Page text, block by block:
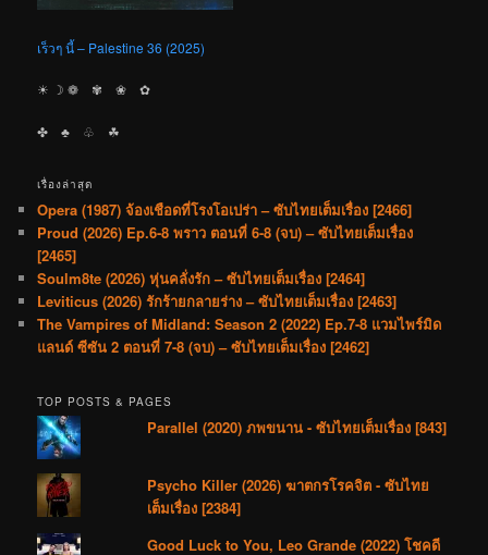
เร็วๆ นี้ – Palestine 36 (2025)
☀︎ ☽ ❁ ✾ ❀ ✿
✤ ♣︎ ♧ ☘︎
เรื่องล่าสุด
Opera (1987) จ้องเชือดที่โรงโอเปร่า – ซับไทยเต็มเรื่อง [2466]
Proud (2026) Ep.6-8 พราว ตอนที่ 6-8 (จบ) – ซับไทยเต็มเรื่อง
[2465]
Soulm8te (2026) หุ่นคลั่งรัก – ซับไทยเต็มเรื่อง [2464]
Leviticus (2026) รักร้ายกลายร่าง – ซับไทยเต็มเรื่อง [2463]
The Vampires of Midland: Season 2 (2022) Ep.7-8 แวมไพร์มิด
แลนด์ ซีซัน 2 ตอนที่ 7-8 (จบ) – ซับไทยเต็มเรื่อง [2462]
TOP POSTS & PAGES
Parallel (2020) ภพขนาน - ซับไทยเต็มเรื่อง [843]
Psycho Killer (2026) ฆาตกรโรคจิต - ซับไทย
เต็มเรื่อง [2384]
Good Luck to You, Leo Grande (2022) โชคดี